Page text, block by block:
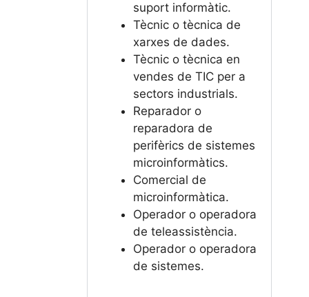
suport informàtic.
Tècnic o tècnica de
xarxes de dades.
Tècnic o tècnica en
vendes de TIC per a
sectors industrials.
Reparador o
reparadora de
perifèrics de sistemes
microinformàtics.
Comercial de
microinformàtica.
Operador o operadora
de teleassistència.
Operador o operadora
de sistemes.